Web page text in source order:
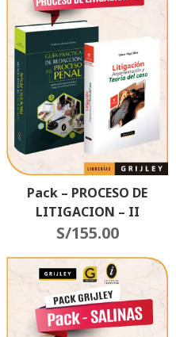
Pack – PROCESO DE
LITIGACION – II
S/155.00